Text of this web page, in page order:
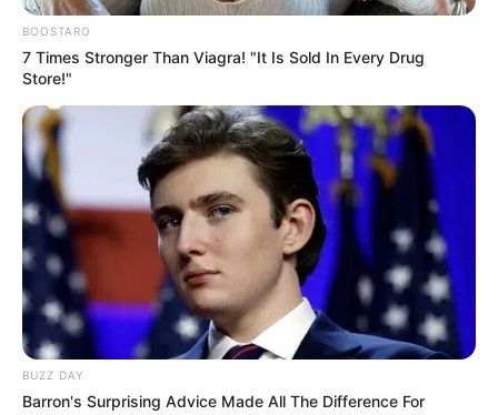
BOOSTARO
7 Times Stronger Than Viagra! "It Is Sold In Every Drug
Store!"
BUZZ DAY
Barron's Surprising Advice Made All The Difference For